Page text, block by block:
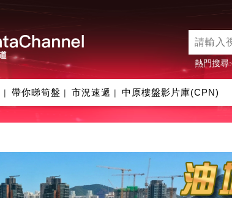
熱門搜尋:
| 帶你睇筍盤 | 市況速遞 | 中原樓盤影片庫(CPN)